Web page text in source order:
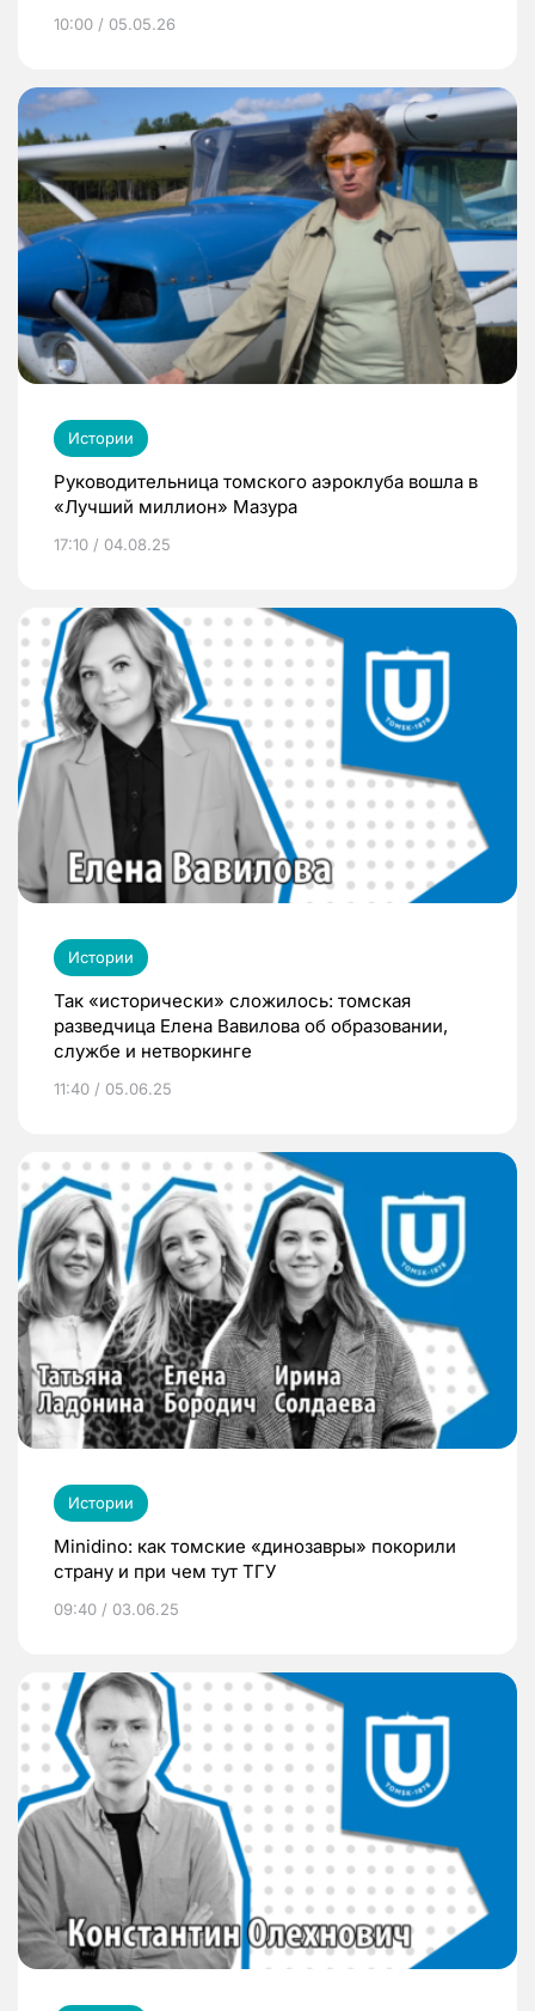
10:00 / 05.05.26
Истории
Руководительница томского аэроклуба вошла в
«Лучший миллион» Мазура
17:10 / 04.08.25
Истории
Так «исторически» сложилось: томская
разведчица Елена Вавилова об образовании,
службе и нетворкинге
11:40 / 05.06.25
Истории
Minidino: как томские «динозавры» покорили
страну и при чем тут ТГУ
09:40 / 03.06.25